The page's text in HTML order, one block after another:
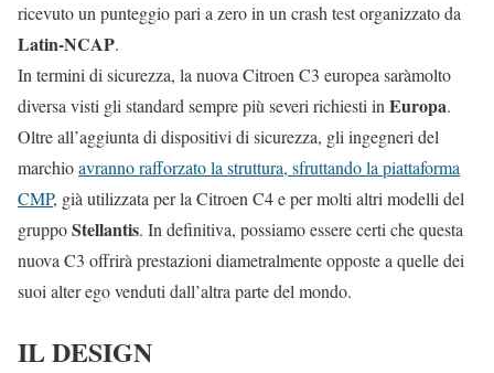
ricevuto un punteggio pari a zero in un crash test organizzato da
Latin-NCAP.
In termini di sicurezza, la nuova Citroen C3 europea saràmolto
diversa visti gli standard sempre più severi richiesti inEuropa.
Oltre all’aggiunta di dispositivi di sicurezza, gli ingegneri del
marchioavranno rafforzato la struttura, sfruttando la piattaforma
CMP, già utilizzata per la Citroen C4 e per molti altri modelli del
gruppoStellantis. In definitiva, possiamo essere certi che questa
nuova C3 offrirà prestazioni diametralmente opposte a quelle dei
suoi alter ego venduti dall’altra parte del mondo.
IL DESIGN